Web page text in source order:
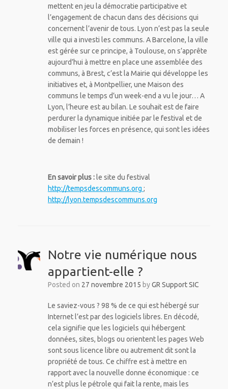
mettent en jeu la démocratie participative et
l’engagement de chacun dans des décisions qui
concernent l’avenir de tous. Lyon n’est pas la seule
ville qui a investi les communs. A Barcelone, la ville
est gérée sur ce principe, à Toulouse, on s’apprête
aujourd’hui à mettre en place une assemblée des
communs, à Brest, c’est la Mairie qui développe les
initiatives et, à Montpellier, une Maison des
communs le temps d’un week-end a vu le jour… A
Lyon, l’heure est au bilan. Le souhait est de faire
perdurer la dynamique initiée par le festival et de
mobiliser les forces en présence, qui sont les idées
de demain !
En savoir plus :le site du festival
http://tempsdescommuns.org ;
http://lyon.tempsdescommuns.org
Notre vie numérique nous
appartient-elle ?
Posted on 27 novembre 2015 byGR Support SIC
Le saviez-vous ? 98 % de ce qui est hébergé sur
Internet l’est par des logiciels libres. En décodé,
cela signifie que les logiciels qui hébergent
données, sites, blogs ou orientent les pages Web
sont sous licence libre ou autrement dit sont la
propriété de tous. Ce chiffre est à mettre en
rapport avec la nouvelle donne économique : ce
n’est plus le pétrole qui fait la rente, mais les